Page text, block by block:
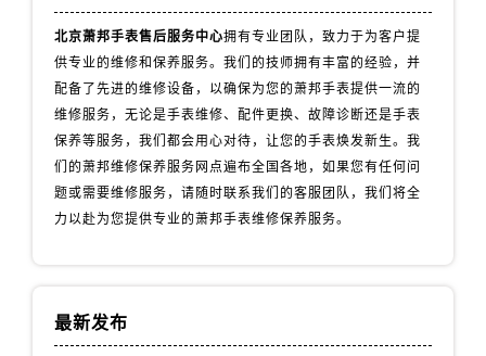
北京萧邦手表售后服务中心拥有专业团队，致力于为客户提
供专业的维修和保养服务。我们的技师拥有丰富的经验，并
配备了先进的维修设备，以确保为您的萧邦手表提供一流的
维修服务，无论是手表维修、配件更换、故障诊断还是手表
保养等服务，我们都会用心对待，让您的手表焕发新生。我
们的萧邦维修保养服务网点遍布全国各地，如果您有任何问
题或需要维修服务，请随时联系我们的客服团队，我们将全
力以赴为您提供专业的萧邦手表维修保养服务。
最新发布